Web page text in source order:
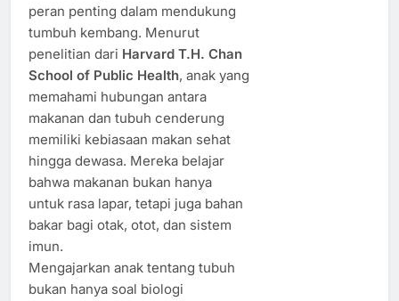
peran penting dalam mendukung
tumbuh kembang. Menurut
penelitian dari Harvard T.H. Chan
School of Public Health, anak yang
memahami hubungan antara
makanan dan tubuh cenderung
memiliki kebiasaan makan sehat
hingga dewasa. Mereka belajar
bahwa makanan bukan hanya
untuk rasa lapar, tetapi juga bahan
bakar bagi otak, otot, dan sistem
imun.
Mengajarkan anak tentang tubuh
bukan hanya soal biologi